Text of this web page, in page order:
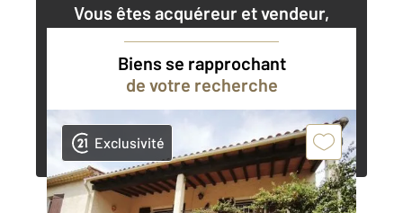
Vous êtes acquéreur et vendeur,
Contacter l'agence
Demander une estimation
Biens se rapprochant
de votre recherche
Exclusivité